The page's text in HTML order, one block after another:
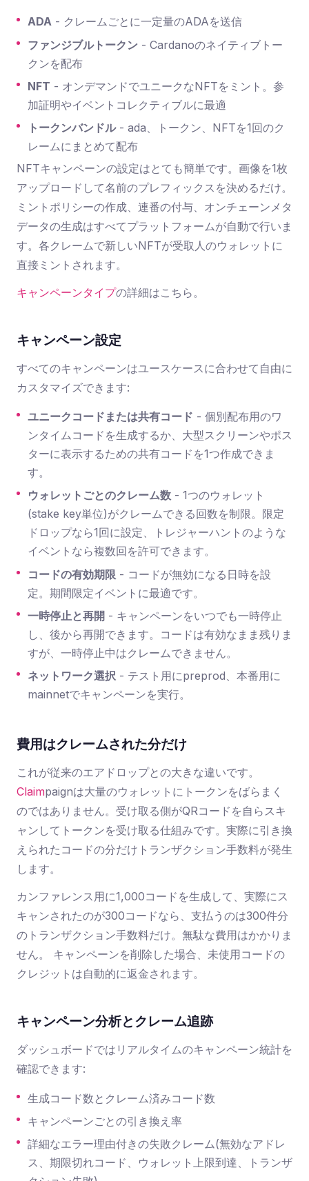
ADA - クレームごとに一定量のADAを送信
ファンジブルトークン - Cardanoのネイティブトー
クンを配布
NFT - オンデマンドでユニークなNFTをミント。参
加証明やイベントコレクティブルに最適
トークンバンドル- ada、トークン、NFTを1回のク
レームにまとめて配布
NFTキャンペーンの設定はとても簡単です。画像を1枚
アップロードして名前のプレフィックスを決めるだけ。
ミントポリシーの作成、連番の付与、オンチェーンメタ
データの生成はすべてプラットフォームが自動で行いま
す。各クレームで新しいNFTが受取人のウォレットに
直接ミントされます。
キャンペーンタイプの詳細はこちら。
キャンペーン設定
すべてのキャンペーンはユースケースに合わせて自由に
カスタマイズできます:
ユニークコードまたは共有コード - 個別配布用のワ
ンタイムコードを生成するか、大型スクリーンやポス
ターに表示するための共有コードを1つ作成できま
す。
ウォレットごとのクレーム数 - 1つのウォレット
(stake key単位)がクレームできる回数を制限。限定
ドロップなら1回に設定、トレジャーハントのような
イベントなら複数回を許可できます。
コードの有効期限 - コードが無効になる日時を設
定。期間限定イベントに最適です。
一時停止と再開 - キャンペーンをいつでも一時停止
し、後から再開できます。コードは有効なまま残りま
すが、一時停止中はクレームできません。
ネットワーク選択 - テスト用にpreprod、本番用に
mainnetでキャンペーンを実行。
費用はクレームされた分だけ
これが従来のエアドロップとの大きな違いです。
Claimpaignは大量のウォレットにトークンをばらまく
のではありません。受け取る側がQRコードを自らスキ
ャンしてトークンを受け取る仕組みです。実際に引き換
えられたコードの分だけトランザクション手数料が発生
します。
カンファレンス用に1,000コードを生成して、実際にス
キャンされたのが300コードなら、支払うのは300件分
のトランザクション手数料だけ。無駄な費用はかかりま
せん。 キャンペーンを削除した場合、未使用コードの
クレジットは自動的に返金されます。
キャンペーン分析とクレーム追跡
ダッシュボードではリアルタイムのキャンペーン統計を
確認できます:
生成コード数とクレーム済みコード数
キャンペーンごとの引き換え率
詳細なエラー理由付きの失敗クレーム(無効なアドレ
ス、期限切れコード、ウォレット上限到達、トランザ